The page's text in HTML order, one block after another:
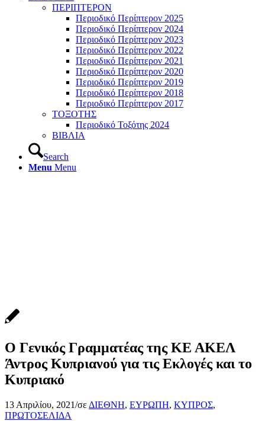
ΠΕΡΙΠΤΕΡΟΝ
Περιοδικό Περίπτερον 2025
Περιοδικό Περίπτερον 2024
Περιοδικό Περίπτερον 2023
Περιοδικό Περίπτερον 2022
Περιοδικό Περίπτερον 2021
Περιοδικό Περίπτερον 2020
Περιοδικό Περίπτερον 2019
Περιοδικό Περίπτερον 2018
Περιοδικό Περίπτερον 2017
ΤΟΞΟΤΗΣ
Περιοδικό Τοξότης 2024
ΒΙΒΛΙΑ
Search
Menu Menu
O Γενικός Γραμματέας της ΚΕ ΑΚΕΛ
Άντρος Κυπριανού για τις Εκλογές και το
Κυπριακό
13 Απριλίου, 2021/σε ΔΙΕΘΝΗ, ΕΥΡΩΠΗ, ΚΥΠΡΟΣ,
ΠΡΩΤΟΣΕΛΙΔΑ